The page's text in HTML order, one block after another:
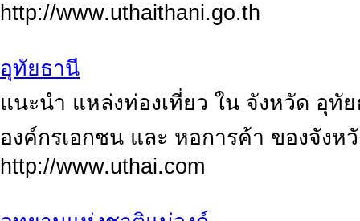
http://www.uthaithani.go.th
อุทัยธานี
แนะนำ แหล่งท่องเที่ยว ใน จังหวัด อุทั
องค์กรเอกชน และ หอการค้า ของจังห
http://www.uthai.com